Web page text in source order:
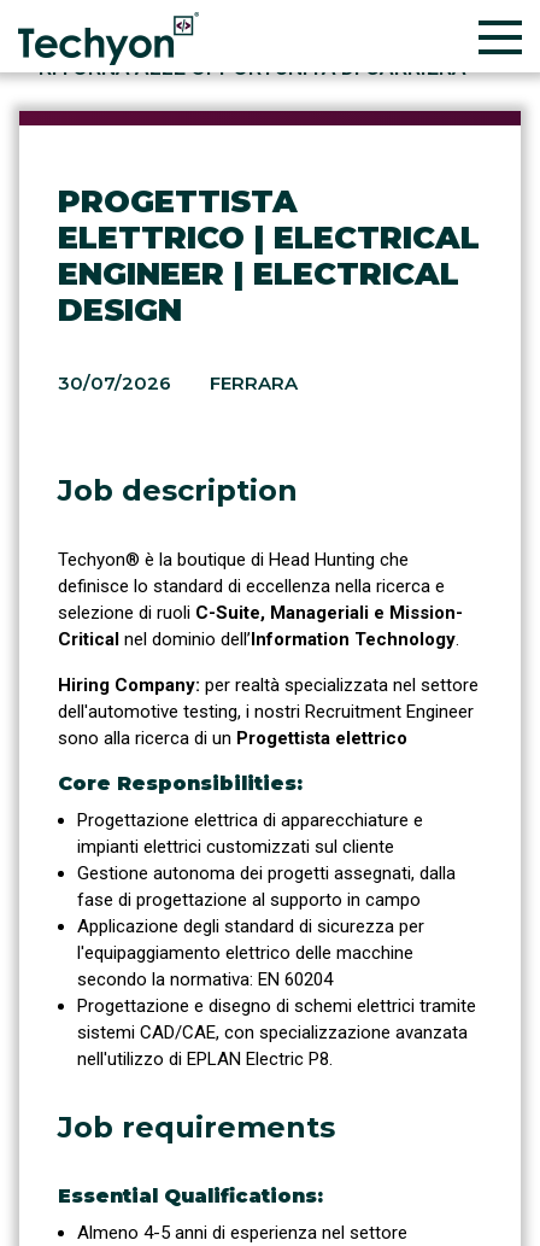
RITORNA ALLE OPPORTUNITÀ DI CARRIERA
PROGETTISTA
ELETTRICO | ELECTRICAL
ENGINEER | ELECTRICAL
DESIGN
30/07/2026 FERRARA
Job description
Techyon® è la boutique di Head Hunting che
definisce lo standard di eccellenza nella ricerca e
selezione di ruoli C-Suite, Manageriali e Mission-
Critical nel dominio dell’Information Technology.
Hiring Company: per realtà specializzata nel settore
dell'automotive testing, i nostri Recruitment Engineer
sono alla ricerca di un Progettista elettrico
Core Responsibilities:
Progettazione elettrica di apparecchiature e
impianti elettrici customizzati sul cliente
Gestione autonoma dei progetti assegnati, dalla
fase di progettazione al supporto in campo
Applicazione degli standard di sicurezza per
l'equipaggiamento elettrico delle macchine
secondo la normativa: EN 60204
Progettazione e disegno di schemi elettrici tramite
sistemi CAD/CAE, con specializzazione avanzata
nell'utilizzo di EPLAN Electric P8.
Job requirements
Essential Qualifications:
Almeno 4-5 anni di esperienza nel settore